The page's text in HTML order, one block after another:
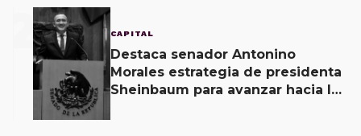
2 CAPITAL
Destaca senador Antonino
Morales estrategia de presidenta
Sheinbaum para avanzar hacia la